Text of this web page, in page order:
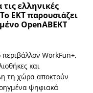
ελληνικές
ΕΚΤ παρουσιάζει
OpenABEKT
WorkFun+,
και
τη χώρα αποκτούν
ψηφιακά